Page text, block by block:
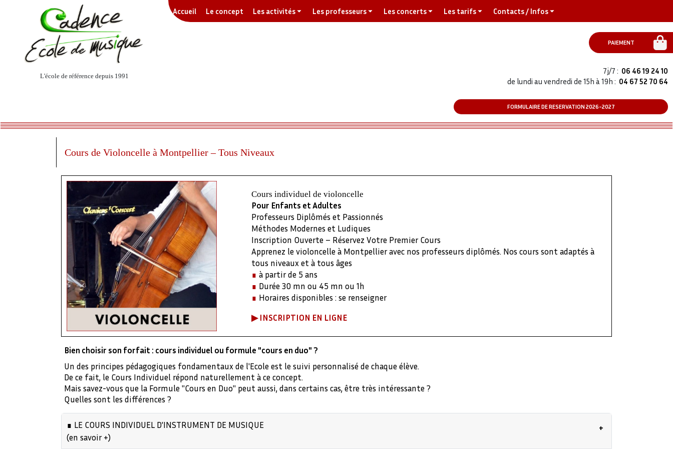
L'école de référence depuis 1991
Accueil Le concept Les activités Les professeurs Les concerts Les tarifs Contacts / Infos
PAIEMENT
7j/7 : 06 46 19 24 10
de lundi au vendredi de 15h à 19h : 04 67 52 70 64
FORMULAIRE DE RESERVATION 2026-2027
Cours de Violoncelle à Montpellier – Tous Niveaux
Cours individuel de violoncelle
Pour Enfants et Adultes
Professeurs Diplômés et Passionnés
Méthodes Modernes et Ludiques
Inscription Ouverte – Réservez Votre Premier Cours
Apprenez le violoncelle à Montpellier avec nos professeurs diplômés. Nos cours sont adaptés à
tous niveaux et à tous âges
∎ à partir de 5 ans
∎ Durée 30 mn ou 45 mn ou 1h
∎ Horaires disponibles : se renseigner
▶︎INSCRIPTION EN LIGNE
Bien choisir son forfait : cours individuel ou formule "cours en duo" ?
Un des principes pédagogiques fondamentaux de l'Ecole est le suivi personnalisé de chaque élève.
De ce fait, le Cours Individuel répond naturellement à ce concept.
Mais savez-vous que la Formule "Cours en Duo" peut aussi, dans certains cas, être très intéressante ?
Quelles sont les différences ?
∎ LE COURS INDIVIDUEL D'INSTRUMENT DE MUSIQUE
(en savoir +)